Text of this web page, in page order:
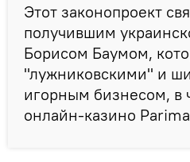
Этот законопроект
получившим
Борисом Баумом,
"лужниковскими" и
игорным бизнесом, в
онлайн-казино